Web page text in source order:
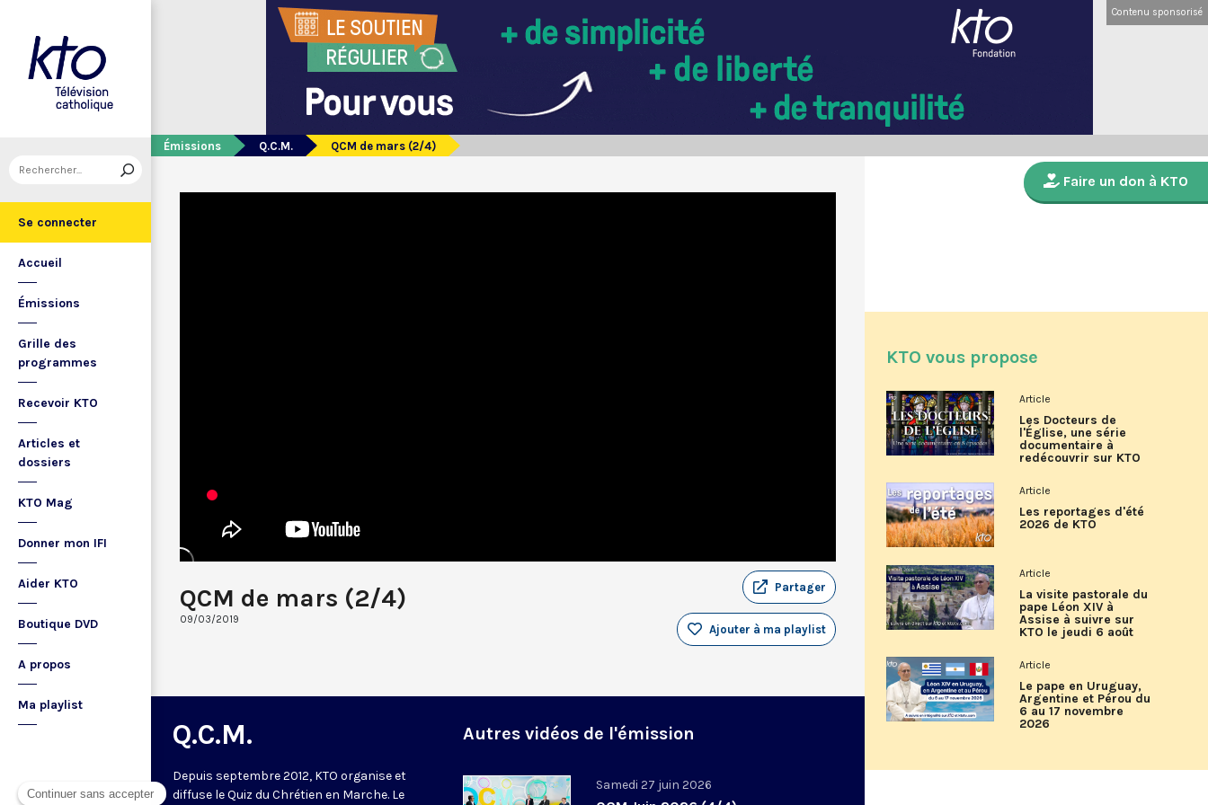
Se connecter
Accueil
Émissions
Grille des
programmes
Recevoir KTO
Articles et
dossiers
KTO Mag
Donner mon IFI
Aider KTO
Boutique DVD
A propos
Ma playlist
Contenu sponsorisé
Émissions Q.C.M. QCM de mars (2/4)
QCM de mars (2/4)
09/03/2019
Partager
Ajouter à ma playlist
Q.C.M.
Depuis septembre 2012, KTO organise et
diffuse le Quiz du Chrétien en Marche. Le
Autres vidéos de l'émission
Samedi 27 juin 2026
Faire un don à KTO
KTO vous propose
Article
Les Docteurs de
l'Église, une série
documentaire à
redécouvrir sur KTO
Article
Les reportages d'été
2026 de KTO
Article
La visite pastorale du
pape Léon XIV à
Assise à suivre sur
KTO le jeudi 6 août
Article
Le pape en Uruguay,
Argentine et Pérou du
6 au 17 novembre
2026